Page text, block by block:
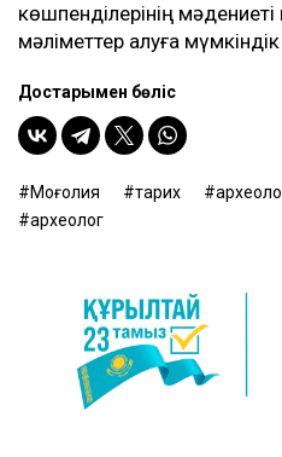
көшпенділерінің
мәліметтер алуға
Достарыңмен бөліс
Моңғолия тарих
археолог